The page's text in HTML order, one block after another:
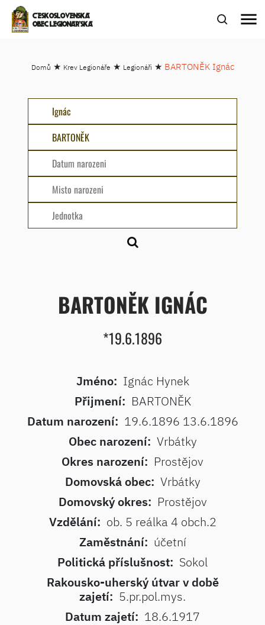
ČESKOSLOVENSKÁ
OBEC LEGIONÁŘSKÁ
menu
Domů ★ Krev Legionáře ★ Legionáři ★ BARTONĚK Ignác
BARTONĚK IGNÁC
*19.6.1896
Jméno: Ignác Hynek
Přijmení: BARTONĚK
Datum narození: 19.6.1896 13.6.1896
Obec narození: Vrbátky
Okres narození: Prostějov
Domovská obec: Vrbátky
Domovský okres: Prostějov
Vzdělání: ob. 5 reálka 4 obch.2
Zaměstnání: účetní
Politická příslušnost: Sokol
Rakousko-uherský útvar v době
zajetí: 5.pr.pol.mys.
Datum zajetí: 18.6.1917